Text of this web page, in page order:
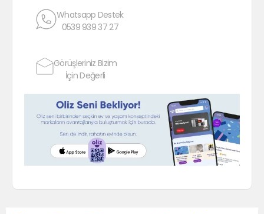
Whatsapp Destek
0539 939 37 27
Görüşleriniz Bizim
İçin Değerli